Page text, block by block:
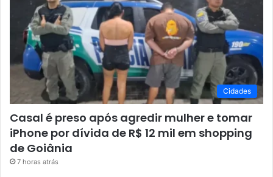
Cidades
Casal é preso após agredir mulher e tomar
iPhone por dívida de R$ 12 mil em shopping
de Goiânia
7 horas atrás